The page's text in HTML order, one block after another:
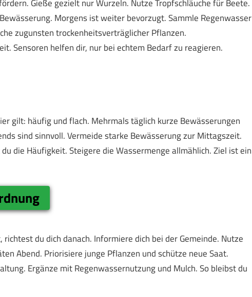
Gieße gezielt nur Wurzeln. Nutze Tropfschläuche für Beete.
Morgens ist weiter bevorzugt. Sammle Regenwasser
zugunsten trockenheitsverträglicher Pflanzen.
Sensoren helfen dir, nur bei echtem Bedarf zu reagieren.
gilt: häufig und flach. Mehrmals täglich kurze Bewässerungen
sind sinnvoll. Vermeide starke Bewässerung zur Mittagszeit.
die Häufigkeit. Steigere die Wassermenge allmählich. Ziel ist ein
du dich danach. Informiere dich bei der Gemeinde. Nutze
Abend. Priorisiere junge Pflanzen und schütze neue Saat.
Ergänze mit Regenwassernutzung und Mulch. So bleibst du